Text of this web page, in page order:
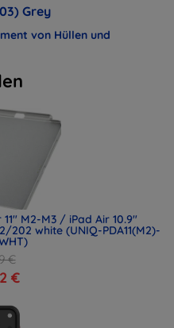
Grey
von Hüllen und
M2-M3 / iPad Air 10.9"
white (UNIQ-PDA11(M2)-
€
€